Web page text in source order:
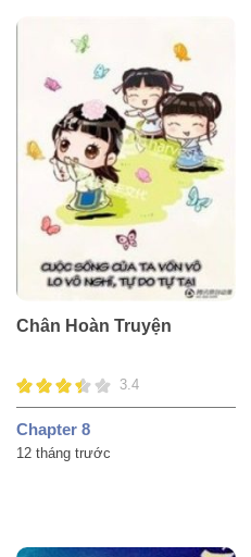
Chân Hoàn Truyện
3.4
Chapter 8
12 tháng trước